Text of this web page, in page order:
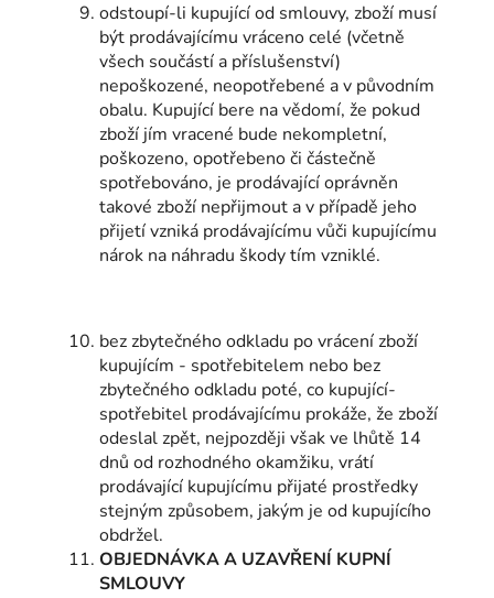
odstoupí-li kupující od smlouvy, zboží musí
být prodávajícímu vráceno celé (včetně
všech součástí a příslušenství)
nepoškozené, neopotřebené a v původním
obalu. Kupující bere na vědomí, že pokud
zboží jím vracené bude nekompletní,
poškozeno, opotřebeno či částečně
spotřebováno, je prodávající oprávněn
takové zboží nepřijmout a v případě jeho
přijetí vzniká prodávajícímu vůči kupujícímu
nárok na náhradu škody tím vzniklé.
bez zbytečného odkladu po vrácení zboží
kupujícím - spotřebitelem nebo bez
zbytečného odkladu poté, co kupující-
spotřebitel prodávajícímu prokáže, že zboží
odeslal zpět, nejpozději však ve lhůtě 14
dnů od rozhodného okamžiku, vrátí
prodávající kupujícímu přijaté prostředky
stejným způsobem, jakým je od kupujícího
obdržel.
OBJEDNÁVKA A UZAVŘENÍ KUPNÍ
SMLOUVY